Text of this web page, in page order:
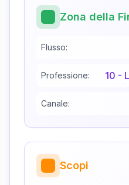
Zona della
Flusso:
Professione: 10 -
Canale:
Scopi